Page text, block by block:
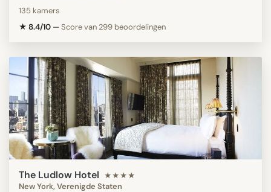
135 kamers
★ 8.4/10 —Score van 299 beoordelingen
The Ludlow Hotel ★★★★
New York, Verenigde Staten